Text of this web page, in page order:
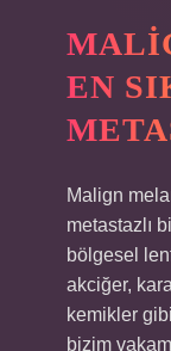
EN
Malign
metastazlı
bölgesel
akciğer,
kemikler
bizim